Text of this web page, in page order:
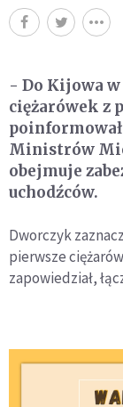
- Do Kijowa
ciężarówek z
Ministrów
obejmuje
uchodźców.
Dworczyk
pierwsze
zapowiedział,